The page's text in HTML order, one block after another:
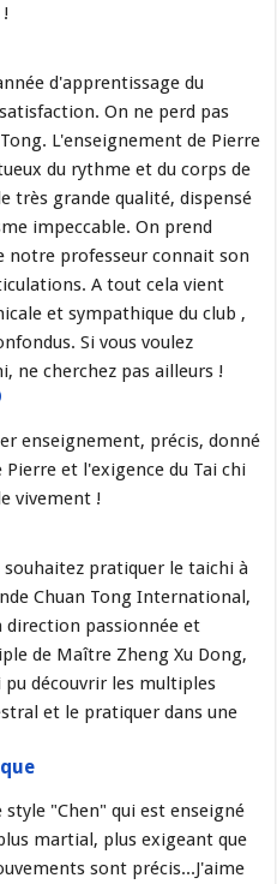
d'apprentissage du
On ne perd pas
L'enseignement de Pierre
du rythme et du corps de
très grande qualité, dispensé
impeccable. On prend
notre professeur connait son
A tout cela vient
et sympathique du club ,
Si vous voulez
ne cherchez pas ailleurs !
enseignement, précis, donné
Pierre et l'exigence du Tai chi
vivement !
souhaitez pratiquer le taichi à
Chuan Tong International,
direction passionnée et
de Maître Zheng Xu Dong,
pu découvrir les multiples
et le pratiquer dans une
style "Chen" qui est enseigné
martial, plus exigeant que
sont précis...J'aime